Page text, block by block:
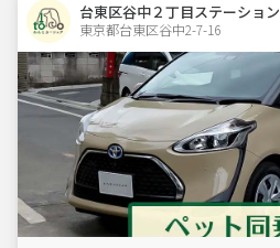
台東区谷中２丁目ステーション
東京都台東区谷中2-7-16